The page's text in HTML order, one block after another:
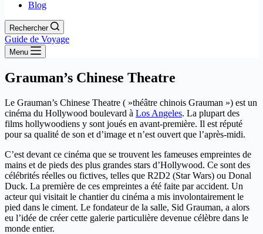
Blog
Rechercher
Guide de Voyage
Menu
Grauman’s Chinese Theatre
Le Grauman’s Chinese Theatre ( »théâtre chinois Grauman ») est un
cinéma du Hollywood boulevard à Los Angeles. La plupart des
films hollywoodiens y sont joués en avant-première. Il est réputé
pour sa qualité de son et d’image et n’est ouvert que l’après-midi.
C’est devant ce cinéma que se trouvent les fameuses empreintes de
mains et de pieds des plus grandes stars d’Hollywood. Ce sont des
célébrités réelles ou fictives, telles que R2D2 (Star Wars) ou Donal
Duck. La première de ces empreintes a été faite par accident. Un
acteur qui visitait le chantier du cinéma a mis involontairement le
pied dans le ciment. Le fondateur de la salle, Sid Grauman, a alors
eu l’idée de créer cette galerie particulière devenue célèbre dans le
monde entier.